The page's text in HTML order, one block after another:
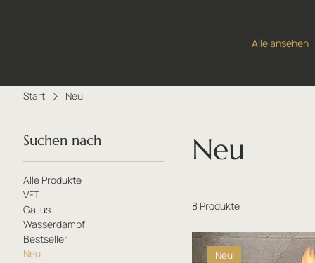
Alle ansehen
Start Neu
Suchen nach
Alle Produkte
VFT
Gallus
Wasserdampf
Bestseller
Neu
Neu
8 Produkte
Neu